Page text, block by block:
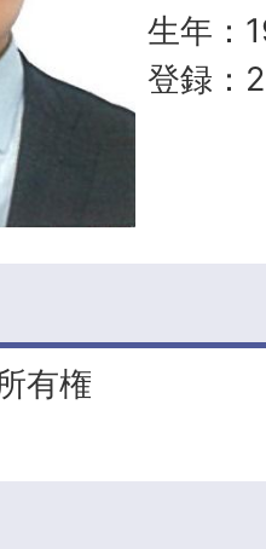
生年：
登録：
有権